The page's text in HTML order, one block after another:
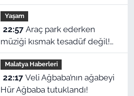
yumurta var
Yaşam
22:57Araç park ederken
müziği kısmak tesadüf değil!
Beynin gizli refleksiymiş
Malatya Haberleri
22:17Veli Ağbaba’nın ağabeyi
Hür Ağbaba tutuklandı!